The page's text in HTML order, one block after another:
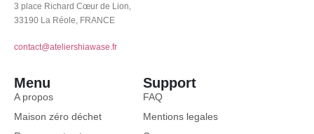
3 place Richard Cœur de Lion,
33190 La Réole, FRANCE
contact@ateliershiawase.fr
Menu
A propos
Maison zéro déchet
Support
FAQ
Mentions legales